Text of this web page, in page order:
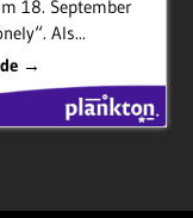
18. September
Als...
→